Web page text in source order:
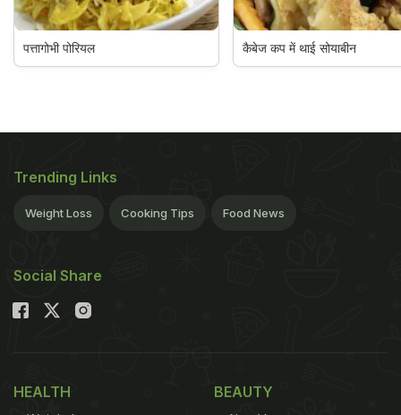
पत्तागोभी पोरियल कैबेज कप में थाई सोयाबीन
Trending Links
Weight Loss Cooking Tips Food News
Social Share
HEALTH BEAUTY